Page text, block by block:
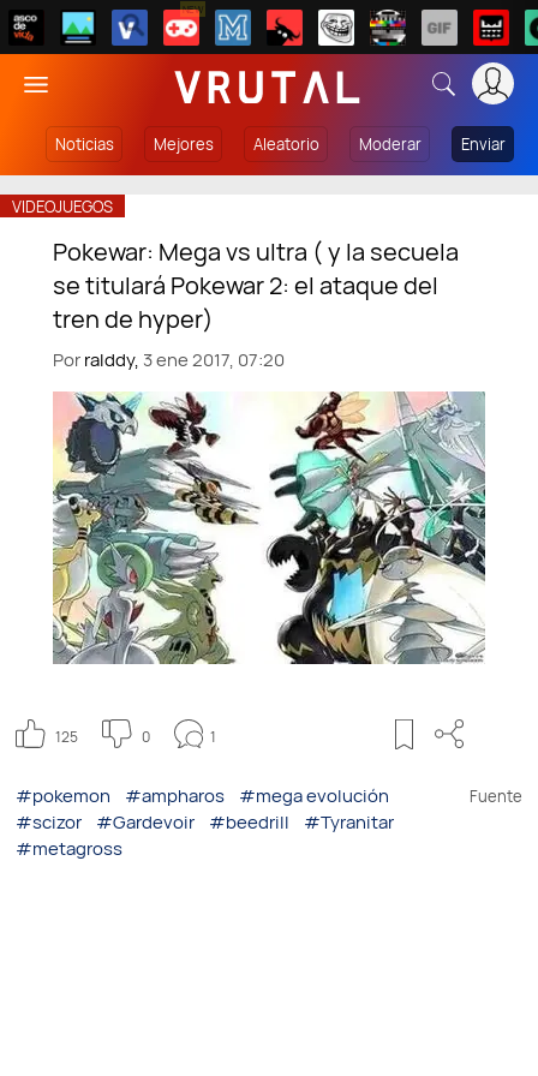
NEW
Noticias Mejores Aleatorio Moderar Enviar
VIDEOJUEGOS
Pokewar: Mega vs ultra ( y la secuela
se titulará Pokewar 2: el ataque del
tren de hyper)
Porralddy, 3 ene 2017, 07:20
125 0 1
#pokemon #ampharos
#mega evolución
#scizor
#Gardevoir #beedrill
#Tyranitar
#metagross
Fuente